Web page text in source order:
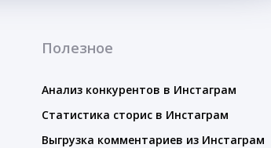
Полезное
Анализ конкурентов в Инстаграм
Статистика сторис в Инстаграм
Выгрузка комментариев из Инстаграм